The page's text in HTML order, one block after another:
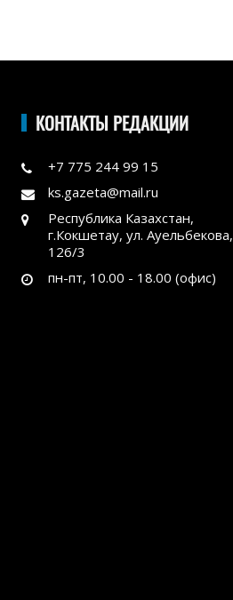
КОНТАКТЫ РЕДАКЦИИ
+7 775 244 99 15
ks.gazeta@mail.ru
Республика Казахстан,
г.Кокшетау, ул. Ауельбекова,
126/3
пн-пт, 10.00 - 18.00 (офис)